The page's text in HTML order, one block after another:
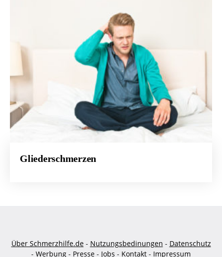
Gliederschmerzen
Über Schmerzhilfe.de- Nutzungsbedinungen - Datenschutz
- Werbung - Presse - Jobs - Kontakt - Impressum